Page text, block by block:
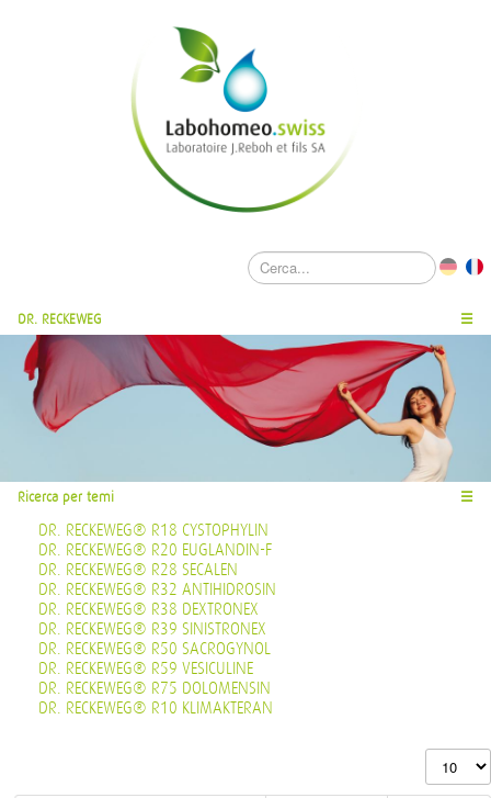
DR. RECKEWEG ☰
Ricerca per temi ☰
DR. RECKEWEG® R18 CYSTOPHYLIN
DR. RECKEWEG® R20 EUGLANDIN-F
DR. RECKEWEG® R28 SECALEN
DR. RECKEWEG® R32 ANTIHIDROSIN
DR. RECKEWEG® R38 DEXTRONEX
DR. RECKEWEG® R39 SINISTRONEX
DR. RECKEWEG® R50 SACROGYNOL
DR. RECKEWEG® R59 VESICULINE
DR. RECKEWEG® R75 DOLOMENSIN
DR. RECKEWEG® R10 KLIMAKTERAN